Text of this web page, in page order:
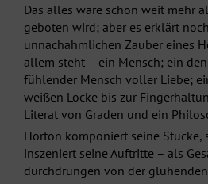
Das alles wäre schon weit mehr
geboten wird; aber es erklärt
unnachahmlichen Zauber eines
allem steht – ein Mensch; ein
fühlender Mensch voller Liebe;
weißen Locke bis zur
Literat von Graden und ein
Horton komponiert seine Stücke,
inszeniert seine Auftritte – als
durchdrungen von der